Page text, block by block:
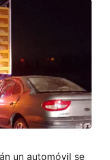
un automóvil se